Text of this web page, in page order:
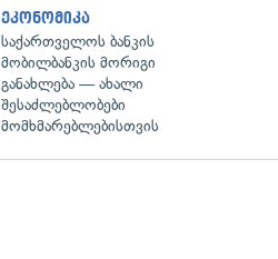
ეკონომიკა
საქართველოს ბანკის
მობილბანკის მორიგი
განახლება — ახალი
შესაძლებლობები
მომხმარებლებისთვის